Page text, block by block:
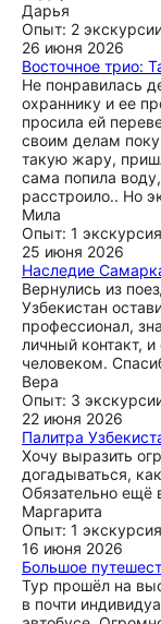
Дарья
Опыт: 2
26 июня 2026
Восточное трио:
Не понравилась
охраннику и ее
просила ей
своим делам
такую жару,
сама попила
расстроило.. Но
Мила
Опыт: 1 экскурсия
25 июня 2026
Наследие
Вернулись из
Узбекистан
профессионал,
личный контакт,
человеком.
Вера
Опыт: 3
22 июня 2026
Палитра
Хочу выразить
догадываться,
Обязательно ещё
Маргарита
Опыт: 1 экскурсия
16 июня 2026
Большое
Тур прошёл на
в почти